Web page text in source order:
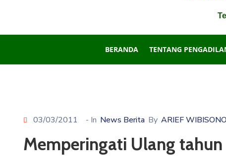
BERANDA TENTANG
03/03/2011 - In News Berita By ARIEF
Memperingati Ulang